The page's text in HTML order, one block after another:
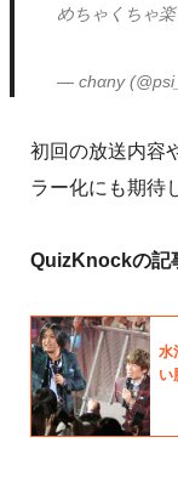
めちゃくちゃ
— chαny
初回の放送内容
ラー化にも期待
QuizKnockの記